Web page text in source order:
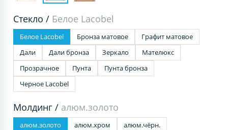
Стекло / Белое Lacobel
Белое Lacobel Бронза матовое
Графит матовое
Дали
Дали бронза Зеркало
Мателюкс
Прозрачное
Пунта
Пунта бронза
Черное Lacobel
Молдинг / алюм.золото
алюм.золото алюм.хром алюм.чёрн.